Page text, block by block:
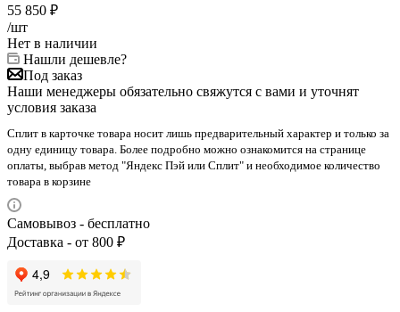
55 850 ₽
/шт
Нет в наличии
Нашли дешевле?
Под заказ
Наши менеджеры обязательно свяжутся с вами и уточнят
условия заказа
Сплит в карточке товара носит лишь предварительный характер и только за
одну единицу товара. Более подробно можно ознакомится на странице
оплаты, выбрав метод "Яндекс Пэй или Сплит" и необходимое количество
товара в корзине
Самовывоз - бесплатно
Доставка - от 800 ₽